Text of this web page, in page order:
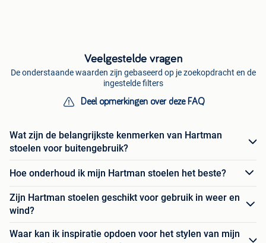
Veelgestelde vragen
De onderstaande waarden zijn gebaseerd op je zoekopdracht en de
ingestelde filters
Deel opmerkingen over deze FAQ
Wat zijn de belangrijkste kenmerken van Hartman
stoelen voor buitengebruik?
Hoe onderhoud ik mijn Hartman stoelen het beste?
Zijn Hartman stoelen geschikt voor gebruik in weer en
wind?
Waar kan ik inspiratie opdoen voor het stylen van mijn